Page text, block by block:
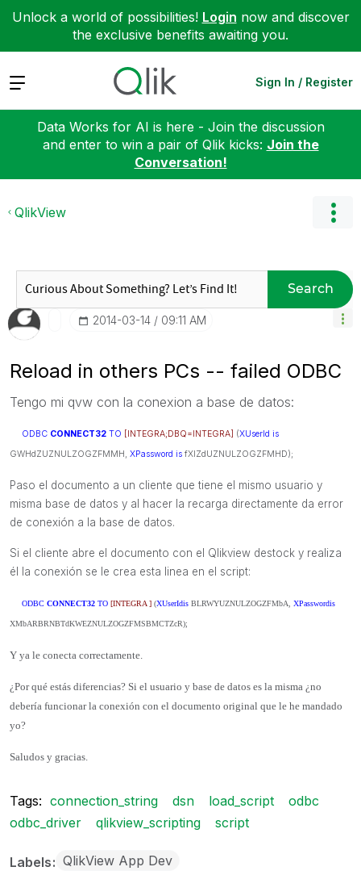
Unlock a world of possibilities! Login now and discover
the exclusive benefits awaiting you.
Expand Sign In / Register
Data Works for AI is here - Join the discussion
and enter to win a pair of Qlik kicks: Join the
Conversation!
QlikView
Search
‎2014-03-14 09:11 AM
Reload in others PCs -- failed ODBC
Tengo mi qvw con la conexion a base de datos:
ODBC CONNECT32 TO [INTEGRA;DBQ=INTEGRA] (XUserId is
GWHdZUZNULZOGZFMMH, XPassword is fXIZdUZNULZOGZFMHD);
Paso el documento a un cliente que tiene el mismo usuario y
misma base de datos y al hacer la recarga directamente da error
de conexión a la base de datos.
Si el cliente abre el documento con el Qlikview destock y realiza
él la conexión se le crea esta linea en el script:
ODBC CONNECT32 TO [INTEGRA ] (XUserIdis BLRWYUZNULZOGZFMbA, XPasswordis
XMbARBRNBTdKWEZNULZOGZFMSBMCTZcR);
Y ya le conecta correctamente.
¿Por qué estás diferencias? Si el usuario y base de datos es la misma ¿no
debería funcionar la conexión con el documento original que le he mandado
yo?
Saludos y gracias.
Tags: connection_string dsn load_script
odbc
odbc_driver
qlikview_scripting script
Labels QlikView App Dev